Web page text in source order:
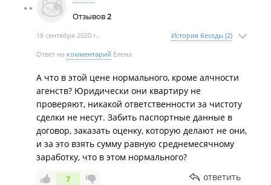
недвижимости, так и об условиях его
От воли человека, читающего это объявление,
зависит соглашаться с этими условиями или нет.
существа предполагаемой сделки
заинтересованные люди стремятся прояснить
для себя при встрече со стороной контрагента.
Делать же какие-либо выводы, а равно
размещать их в публичном доступе по меньшей
мере не корректно.
Отзывов2
18 сентября 2020 г. История беседы (2)
Ответ на комментарий Елена
А что в этой цене нормального, кроме алчности
агенств? Юридически они квартиру не
проверяют, никакой ответственности за чистоту
сделки не несут. Забить паспортные данные в
договор, заказать оценку, которую делают не они,
и за это взять сумму равную среднемесячному
заработку, что в этом нормального?
7 ответить